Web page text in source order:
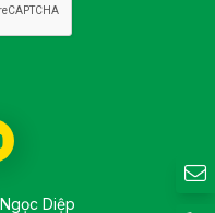
Diệp